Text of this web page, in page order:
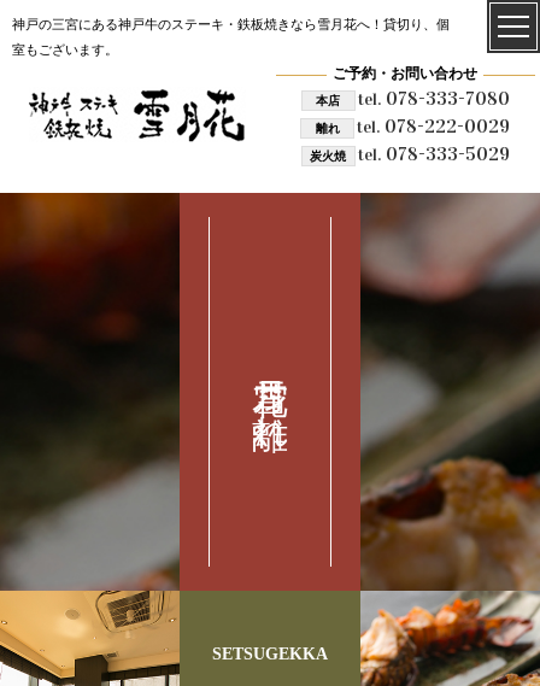
神戸の三宮にある神戸牛のステーキ・鉄板焼きなら雪月花へ！貸切り、個
室もございます。
ご予約・お問い合わせ
本店 tel.078-333-7080
離れ tel. 078-222-0029
炭火焼 tel.078-333-5029
雪月花 離れ
SETSUGEKKA